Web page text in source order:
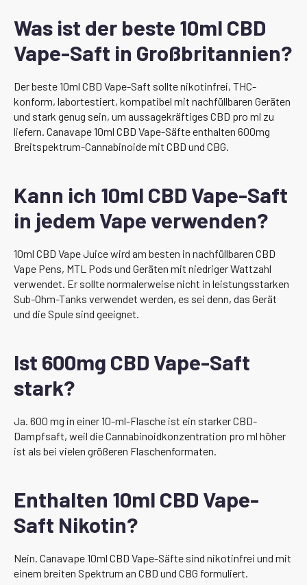
Was ist der beste 10ml CBD
Vape-Saft in Großbritannien?
Der beste 10ml CBD Vape-Saft sollte nikotinfrei, THC-
konform, labortestiert, kompatibel mit nachfüllbaren Geräten
und stark genug sein, um aussagekräftiges CBD pro ml zu
liefern. Canavape 10ml CBD Vape-Säfte enthalten 600mg
Breitspektrum-Cannabinoide mit CBD und CBG.
Kann ich 10ml CBD Vape-Saft
in jedem Vape verwenden?
10ml CBD Vape Juice wird am besten in nachfüllbaren CBD
Vape Pens, MTL Pods und Geräten mit niedriger Wattzahl
verwendet. Er sollte normalerweise nicht in leistungsstarken
Sub-Ohm-Tanks verwendet werden, es sei denn, das Gerät
und die Spule sind geeignet.
Ist 600mg CBD Vape-Saft
stark?
Ja. 600 mg in einer 10-ml-Flasche ist ein starker CBD-
Dampfsaft, weil die Cannabinoidkonzentration pro ml höher
ist als bei vielen größeren Flaschenformaten.
Enthalten 10ml CBD Vape-
Saft Nikotin?
Nein. Canavape 10ml CBD Vape-Säfte sind nikotinfrei und mit
einem breiten Spektrum an CBD und CBG formuliert.